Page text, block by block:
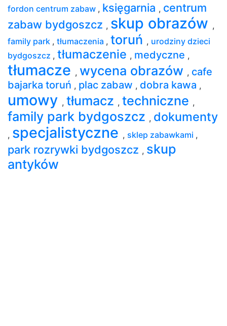
fordon centrum zabaw , księgarnia , centrum
zabaw bydgoszcz , skup obrazów ,
family park , tłumaczenia , toruń , urodziny dzieci
bydgoszcz , tłumaczenie , medyczne ,
tłumacze , wycena obrazów , cafe
bajarka toruń , plac zabaw , dobra kawa ,
umowy , tłumacz , techniczne ,
family park bydgoszcz , dokumenty
, specjalistyczne , sklep zabawkami ,
park rozrywki bydgoszcz , skup
antyków